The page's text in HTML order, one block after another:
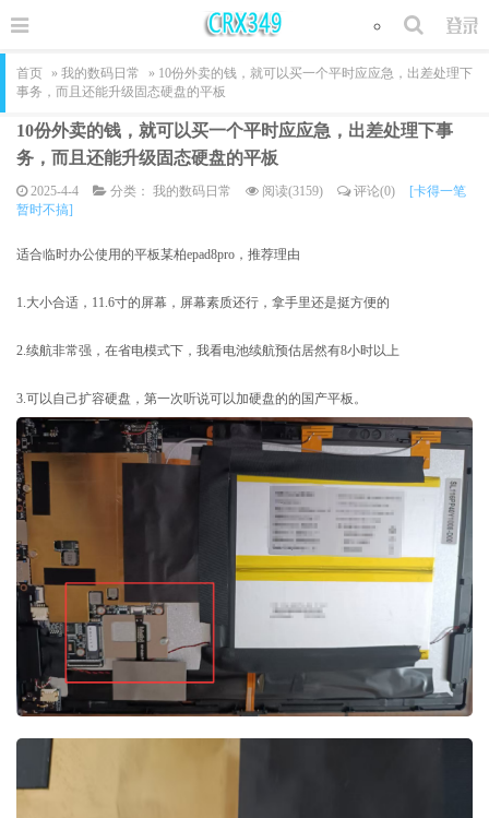
首页 » 我的数码日常
» 10份外卖的钱，就可以买一个平时应应急，出差处理下
事务，而且还能升级固态硬盘的平板
10份外卖的钱，就可以买一个平时应应急，出差处理下事
务，而且还能升级固态硬盘的平板
2025-4-4 分类： 我的数码日常 阅读(3159) 评论(0)
[卡得一笔
暂时不搞]
适合临时办公使用的平板某柏epad8pro，推荐理由
1.大小合适，11.6寸的屏幕，屏幕素质还行，拿手里还是挺方便的
2.续航非常强，在省电模式下，我看电池续航预估居然有8小时以上
3.可以自己扩容硬盘，第一次听说可以加硬盘的的国产平板。